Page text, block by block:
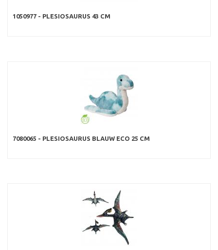
1050977 - PLESIOSAURUS 43 CM
7080065 - PLESIOSAURUS BLAUW ECO 25 CM